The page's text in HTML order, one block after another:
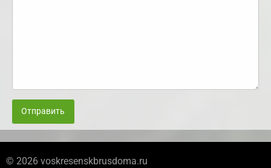
Отправить
© 2026 voskresenskbrusdoma.ru